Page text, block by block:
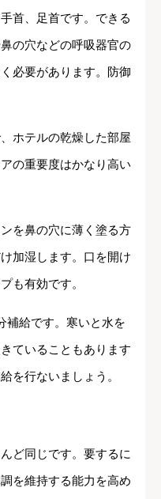
首、足首です。できる
の穴などの呼吸器官の
必要があります。防御
ホテルの乾燥した部屋
の重要度はかなり高い
を鼻の穴に薄く塗る方
加湿します。口を開け
も有効です。
補給です。寒いと水を
ていることもあります
を行ないましょう。
ど同じです。要するに
を維持する能力を高め